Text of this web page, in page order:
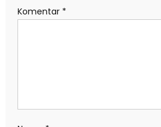
Komentar *